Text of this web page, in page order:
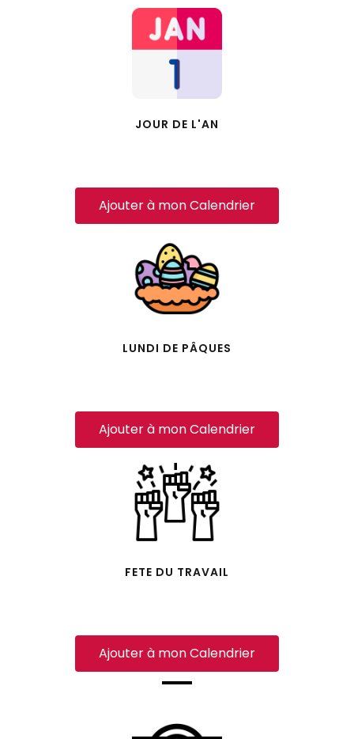
JOUR DE L'AN
Ajouter à mon Calendrier
LUNDI DE PÂQUES
Ajouter à mon Calendrier
FETE DU TRAVAIL
Ajouter à mon Calendrier